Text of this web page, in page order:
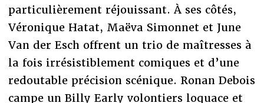
particulièrement réjouissant. À ses côtés,
Véronique Hatat, Maëva Simonnet et June
Van der Esch offrent un trio de maîtresses à
la fois irrésistiblement comiques et d’une
redoutable précision scénique. Ronan Debois
campe un Billy Early volontiers loquace et